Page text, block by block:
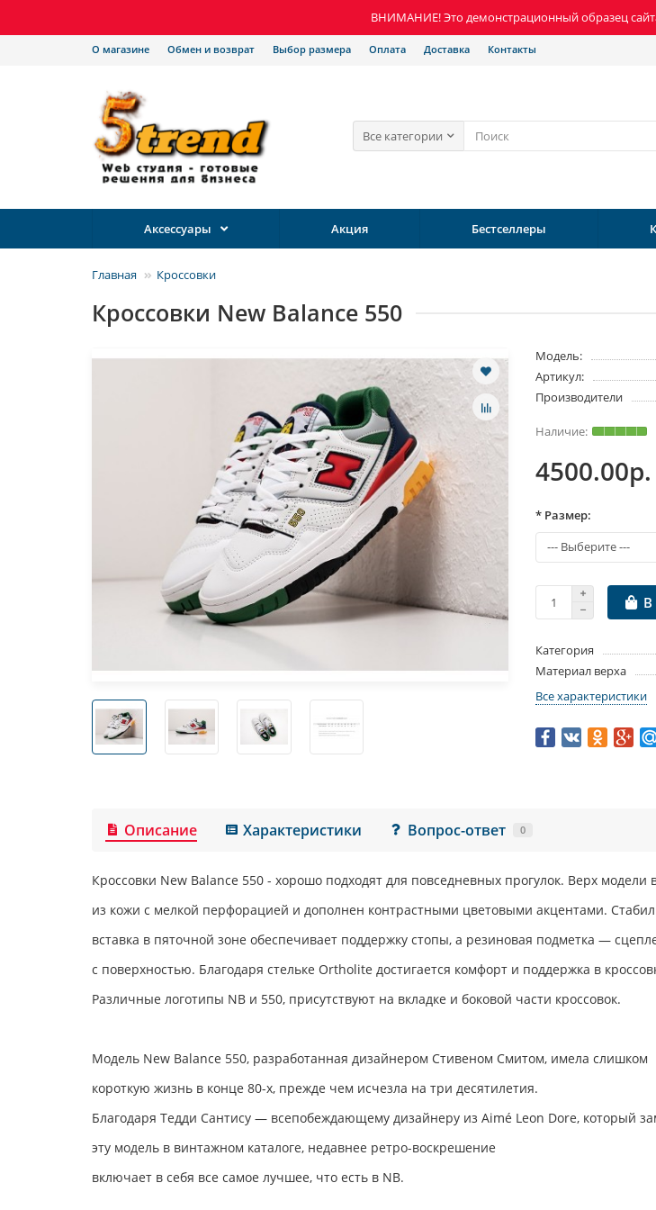
ВНИМАНИЕ! Это демонстрационный образец
О магазине Обмен и возврат Выбор размера Оплата Доставка Контакты
Все категории
Аксессуары Акция Бестселлеры
Главная Кроссовки
Кроссовки New Balance 550
Модель:
Артикул:
Производители
4500.00р.
* Размер:
В
Категория
Материал верха
Все характеристики
Описание Характеристики Вопрос-ответ 0
Кроссовки New Balance 550 - хорошо подходят для повседневных прогулок. Верх модели
из кожи с мелкой перфорацией и дополнен контрастными цветовыми акцентами.
вставка в пяточной зоне обеспечивает поддержку стопы, а резиновая подметка —
с поверхностью. Благодаря стельке Ortholite достигается комфорт и поддержка в
Различные логотипы NB и 550, присутствуют на вкладке и боковой части кроссовок.
Модель New Balance 550, разработанная дизайнером Стивеном Смитом, имела слишком
короткую жизнь в конце 80-х, прежде чем исчезла на три десятилетия.
Благодаря Тедди Сантису — всепобеждающему дизайнеру из Aimé Leon Dore, который
эту модель в винтажном каталоге, недавнее ретро-воскрешение
включает в себя все самое лучшее, что есть в NB.